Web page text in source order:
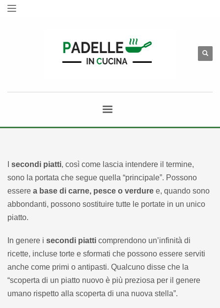
secondi piatti, così come lascia intendere il termine,
sono la portata che segue quella “principale”. Possono
essere a base di carne, pesce o verdure e, quando sono
abbondanti, possono sostituire tutte le portate in un unico
piatto.
In genere i secondi piatti comprendono un’infinità di
ricette, incluse torte e sformati che possono essere serviti
anche come primi o antipasti. Qualcuno disse che la
“scoperta di un piatto nuovo è più preziosa per il genere
umano rispetto alla scoperta di una nuova stella”.